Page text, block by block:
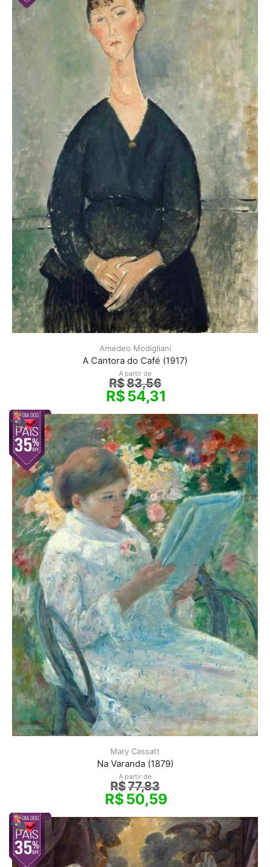
Amedeo Modigliani
A Cantora do Café (1917)
A partir de
R$83,56
R$54,31
Mary Cassatt
Na Varanda (1879)
A partir de
R$77,83
R$50,59